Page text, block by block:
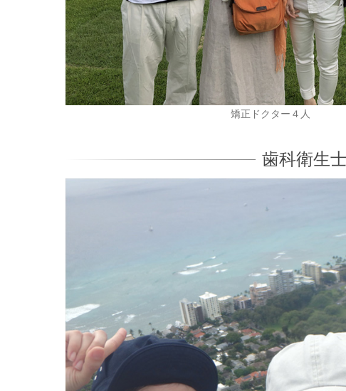
矯正ドクター４人
歯科衛生士